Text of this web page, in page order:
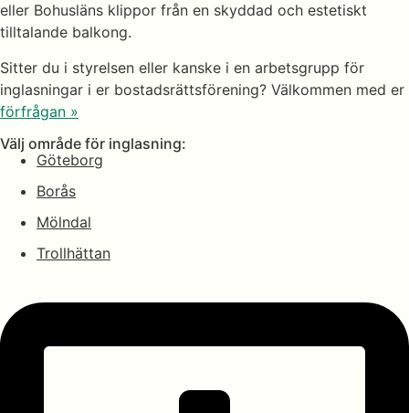
eller Bohusläns klippor från en skyddad och estetiskt
tilltalande balkong.
Sitter du i styrelsen eller kanske i en arbetsgrupp för
inglasningar i er bostadsrättsförening? Välkommen med er
förfrågan »
Välj område för inglasning:
Göteborg
Borås
Mölndal
Trollhättan